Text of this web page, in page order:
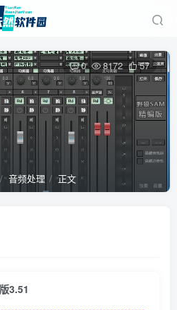
音频处理 正文
0 8172 57
3.51